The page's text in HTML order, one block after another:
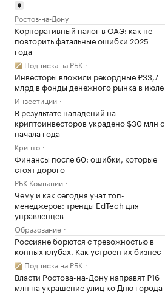
Ростов-на-Дону
Корпоративный налог в ОАЭ: как не
повторить фатальные ошибки 2025
года
Подписка на РБК
Инвесторы вложили рекордные ₽33,7
млрд в фонды денежного рынка в июле
Инвестиции
В результате нападений на
криптоинвесторов украдено $30 млн с
начала года
Крипто
Финансы после 60: ошибки, которые
стоят дорого
РБК Компании
Чему и как сегодня учат топ-
менеджеров: тренды EdTech для
управленцев
Образование
Россияне борются с тревожностью в
конных клубах. Как устроен их бизнес
Подписка на РБК
Власти Ростова-на-Дону направят ₽16
млн на украшение улиц ко Дню города